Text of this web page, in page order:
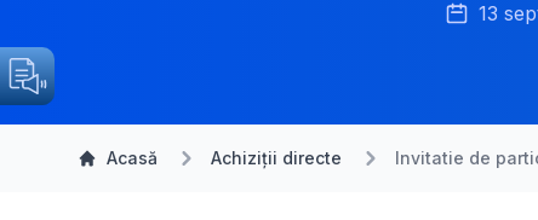
13
Acasă Achiziții directe Invitatie de